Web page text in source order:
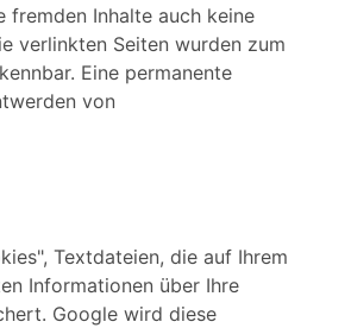
fremden Inhalte auch keine
verlinkten Seiten wurden zum
Eine permanente
von
Textdateien, die auf Ihrem
Informationen über Ihre
Google wird diese